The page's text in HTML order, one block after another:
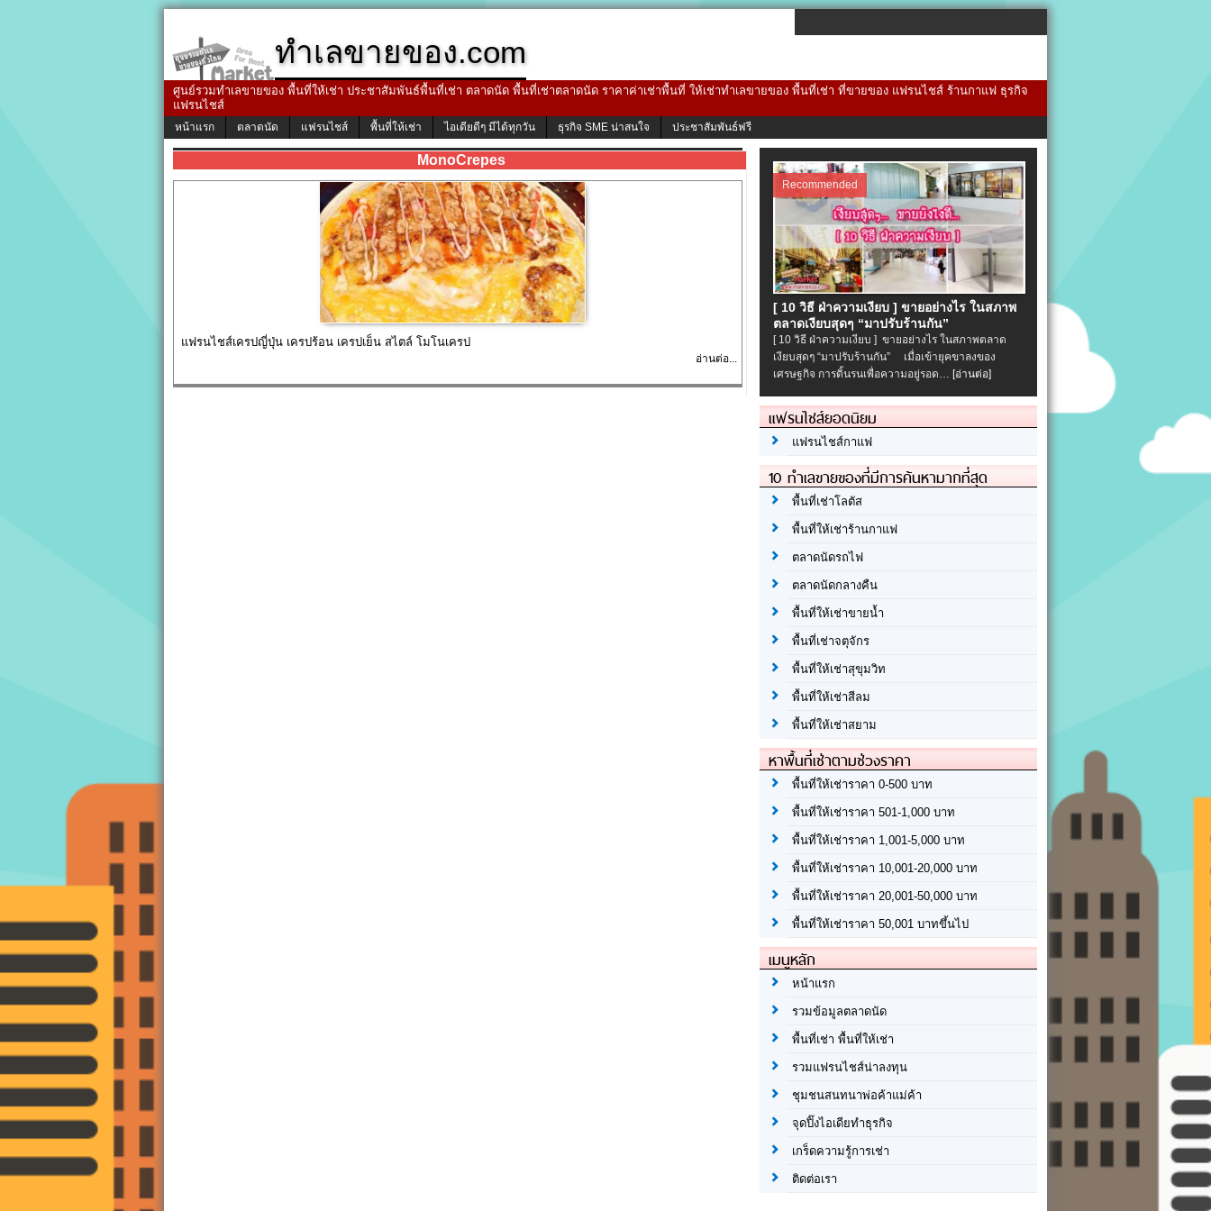
ทำเลขายของ.com
ศูนย์รวมทำเลขายของ พื้นที่ให้เช่า ประชาสัมพันธ์พื้นที่เช่า ตลาดนัด พื้นที่เช่าตลาดนัด ราคาค่าเช่าพื้นที่ ให้เช่าทำเลขายของ พื้นที่เช่า ที่ขายของ แฟรนไชส์ ร้านกาแฟ ธุรกิจ
แฟรนไชส์
หน้าแรก ตลาดนัด แฟรนไชส์ พื้นที่ให้เช่า ไอเดียดีๆ มีได้ทุกวัน ธุรกิจ SME น่าสนใจ ประชาสัมพันธ์ฟรี
MonoCrepes
แฟรนไชส์เครปญี่ปุ่น เครปร้อน เครปเย็น สไตล์ โมโนเครป
อ่านต่อ...
Recommended
[ 10 วิธี ฝ่าความเงียบ ] ขายอย่างไร ในสภาพ
ตลาดเงียบสุดๆ “มาปรับร้านกัน”
[ 10 วิธี ฝ่าความเงียบ ] ขายอย่างไร ในสภาพตลาด
เงียบสุดๆ “มาปรับร้านกัน” เมื่อเข้ายุคขาลงของ
เศรษฐกิจ การดิ้นรนเพื่อความอยู่รอด… [อ่านต่อ]
แฟรนไชส์ยอดนิยม
แฟรนไชส์กาแฟ
10 ทำเลขายของที่มีการค้นหามากที่สุด
พื้นที่เช่าโลตัส
พื้นที่ให้เช่าร้านกาแฟ
ตลาดนัดรถไฟ
ตลาดนัดกลางคืน
พื้นที่ให้เช่าขายน้ำ
พื้นที่เช่าจตุจักร
พื้นที่ให้เช่าสุขุมวิท
พื้นที่ให้เช่าสีลม
พื้นที่ให้เช่าสยาม
หาพื้นที่เช่าตามช่วงราคา
พื้นที่ให้เช่าราคา 0-500 บาท
พื้นที่ให้เช่าราคา 501-1,000 บาท
พื้นที่ให้เช่าราคา 1,001-5,000 บาท
พื้นที่ให้เช่าราคา 10,001-20,000 บาท
พื้นที่ให้เช่าราคา 20,001-50,000 บาท
พื้นที่ให้เช่าราคา 50,001 บาทขึ้นไป
เมนูหลัก
หน้าแรก
รวมข้อมูลตลาดนัด
พื้นที่เช่า พื้นที่ให้เช่า
รวมแฟรนไชส์น่าลงทุน
ชุมชนสนทนาพ่อค้าแม่ค้า
จุดปิ๊งไอเดียทำธุรกิจ
เกร็ดความรู้การเช่า
ติดต่อเรา